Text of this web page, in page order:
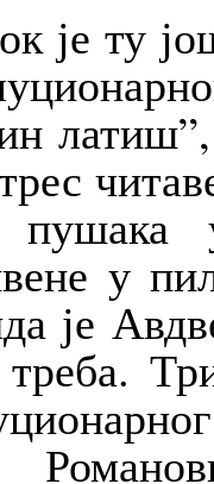
је ту
пушака
у
је